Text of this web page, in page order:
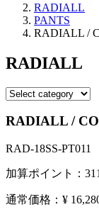
RADIALL
PANTS
RADIALL /
RADIALL
RADIALL /
RAD-18SS-PT011
加算ポイント： 311
通常価格： ¥